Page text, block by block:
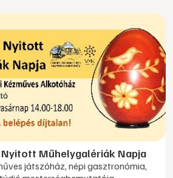
Műhelygalériák Napja
játszóház, népi gasztronómia,